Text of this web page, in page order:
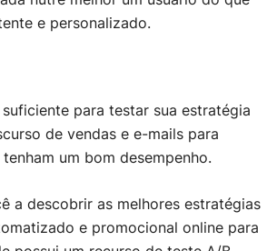
e personalizado.
para testar sua estratégia
de vendas e e-mails para
um bom desempenho.
a descobrir as melhores estratégias
e promocional online para